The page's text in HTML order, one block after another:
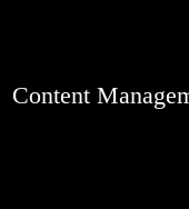
Content